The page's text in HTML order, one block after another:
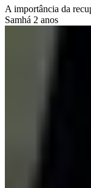
A importância da
Samhá 2 anos